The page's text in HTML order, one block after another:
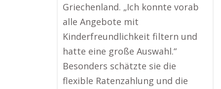
Griechenland. „Ich konnte vorab
alle Angebote mit
Kinderfreundlichkeit filtern und
hatte eine große Auswahl.“
Besonders schätzte sie die
flexible Ratenzahlung und die